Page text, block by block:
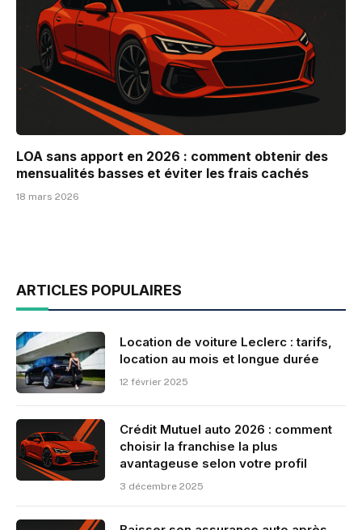
LOA sans apport en 2026 : comment obtenir des
mensualités basses et éviter les frais cachés
18 mars 2026
ARTICLES POPULAIRES
Location de voiture Leclerc : tarifs,
location au mois et longue durée
12 février 2025
Crédit Mutuel auto 2026 : comment
choisir la franchise la plus
avantageuse selon votre profil
3 décembre 2025